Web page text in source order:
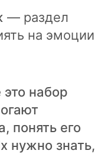
— раздел
на эмоции
набор
понять его
нужно знать,